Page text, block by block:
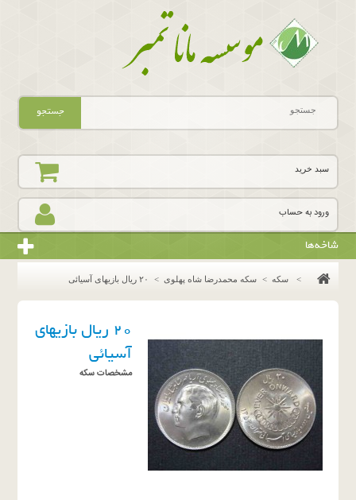
ورود به حساب
سبد خرید
جستجو
شاخه‌ها
> سکه > سکه محمدرضا شاه پهلوی > ٢٠ ريال بازيهاى آسيائى
٢٠ ريال بازيهاى
آسيائى
مشخصات سکه